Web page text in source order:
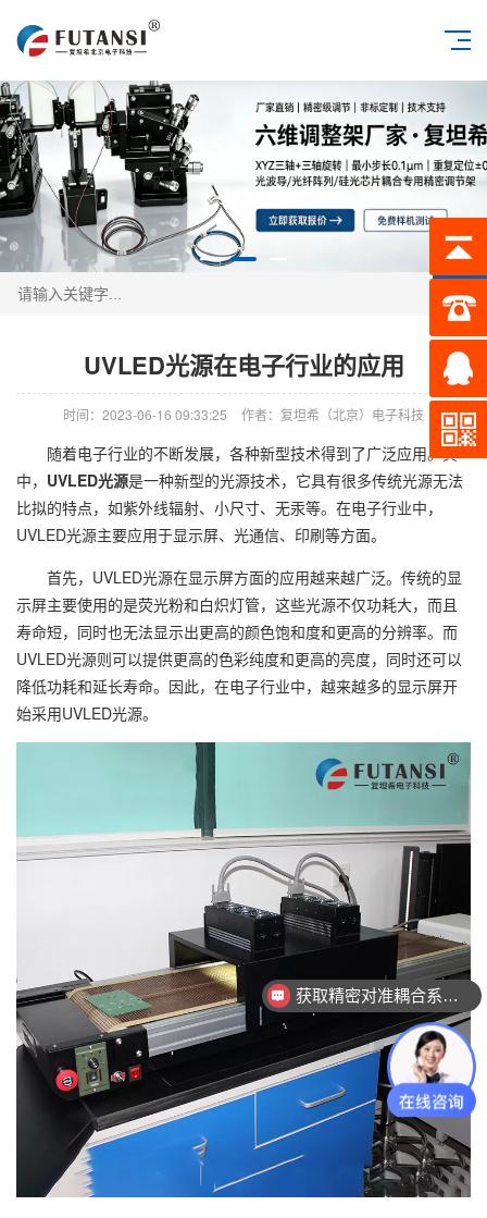
搜索
UVLED光源在电子行业的应用
时间：2023-06-16 09:33:25 作者：复坦希（北京）电子科技
随着电子行业的不断发展，各种新型技术得到了广泛应用。其
中， UVLED光源是一种新型的光源技术，它具有很多传统光源无法
比拟的特点，如紫外线辐射、小尺寸、无汞等。在电子行业中，
UVLED光源主要应用于显示屏、光通信、印刷等方面。
首先，UVLED光源在显示屏方面的应用越来越广泛。传统的显
示屏主要使用的是荧光粉和白炽灯管，这些光源不仅功耗大，而且
寿命短，同时也无法显示出更高的颜色饱和度和更高的分辨率。而
UVLED光源则可以提供更高的色彩纯度和更高的亮度，同时还可以
降低功耗和延长寿命。因此，在电子行业中，越来越多的显示屏开
始采用UVLED光源。
获取精密对准耦合系统技术方案
查看行业成功案例